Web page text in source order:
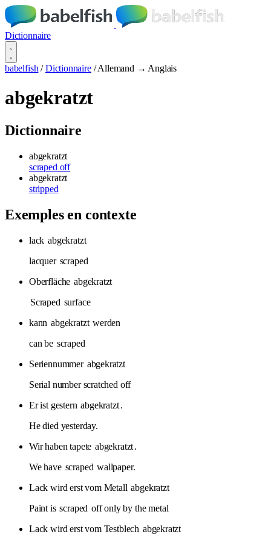
Dictionnaire
babelfish / Dictionnaire / Allemand → Anglais
abgekratzt
Dictionnaire
abgekratzt
scraped off
abgekratzt
stripped
Exemples en contexte
lack abgekratzt
lacquer scraped
Oberfläche abgekratzt
Scraped surface
kann abgekratzt werden
can be scraped
Seriennummer abgekratzt
Serial number scratched off
Er ist gestern abgekratzt.
He died yesterday.
Wir haben tapete abgekratzt.
We have scraped wallpaper.
Lack wird erst vom Metall abgekratzt
Paint is scraped off only by the metal
Lack wird erst vom Testblech abgekratzt